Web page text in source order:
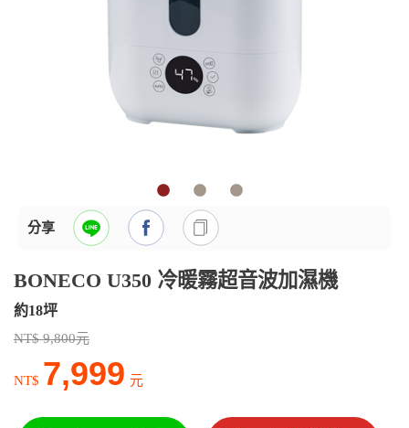
分享
BONECO U350 冷暖霧超音波加濕機
約18坪
NT$ 9,800元
NT$ 7,999 元